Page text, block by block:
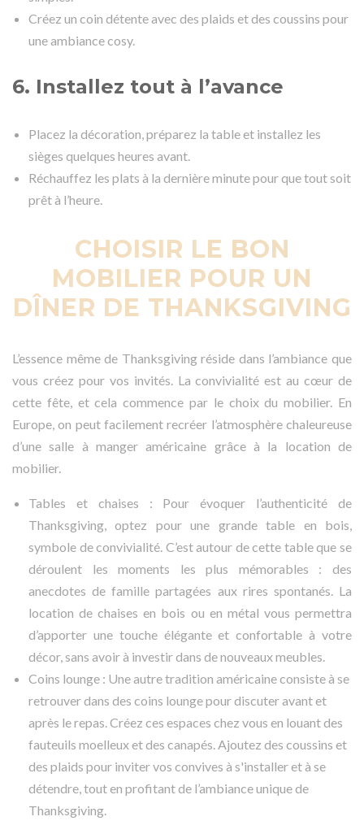
Créez un coin détente avec des plaids et des coussins pour
une ambiance cosy.
6. Installez tout à l’avance
Placez la décoration, préparez la table et installez les
sièges quelques heures avant.
Réchauffez les plats à la dernière minute pour que tout soit
prêt à l’heure.
CHOISIR LE BON
MOBILIER POUR UN
DÎNER DE THANKSGIVING
L’essence même de Thanksgiving réside dans l’ambiance que
vous créez pour vos invités. La convivialité est au cœur de
cette fête, et cela commence par le choix du mobilier. En
Europe, on peut facilement recréer l’atmosphère chaleureuse
d’une salle à manger américaine grâce à la location de
mobilier.
Tables et chaises : Pour évoquer l’authenticité de
Thanksgiving, optez pour une grande table en bois,
symbole de convivialité. C’est autour de cette table que se
déroulent les moments les plus mémorables : des
anecdotes de famille partagées aux rires spontanés. La
location de chaises en bois ou en métal vous permettra
d’apporter une touche élégante et confortable à votre
décor, sans avoir à investir dans de nouveaux meubles.
Coins lounge : Une autre tradition américaine consiste à se
retrouver dans des coins lounge pour discuter avant et
après le repas. Créez ces espaces chez vous en louant des
fauteuils moelleux et des canapés. Ajoutez des coussins et
des plaids pour inviter vos convives à s'installer et à se
détendre, tout en profitant de l’ambiance unique de
Thanksgiving.